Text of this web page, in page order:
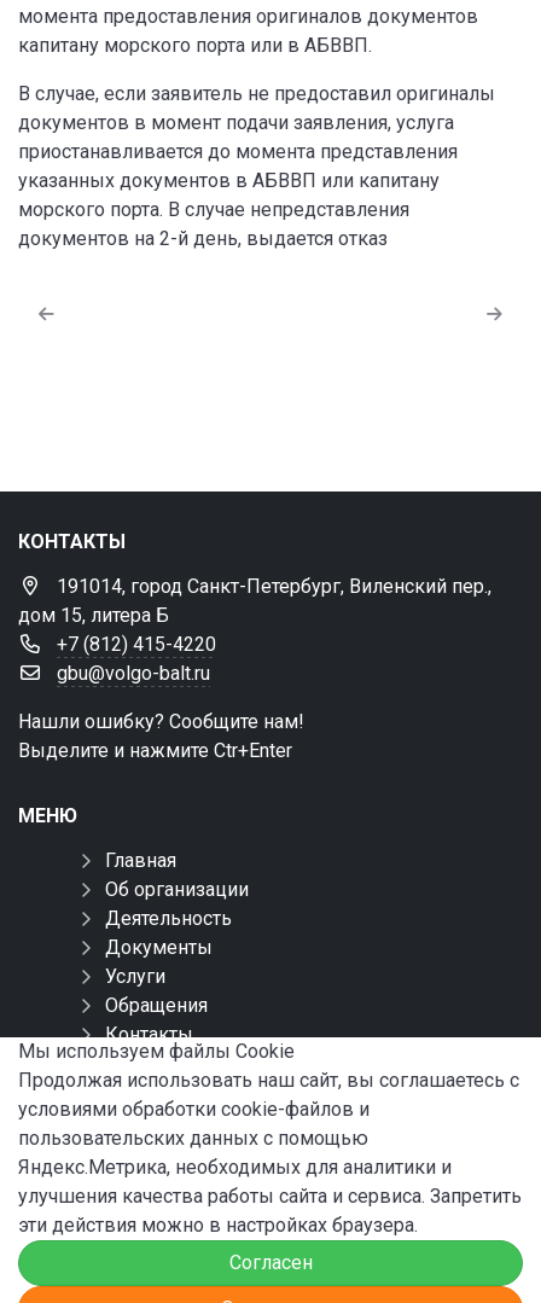
момента предоставления оригиналов документов
капитану морского порта или в АБВВП.
В случае, если заявитель не предоставил оригиналы
документов в момент подачи заявления, услуга
приостанавливается до момента представления
указанных документов в АБВВП или капитану
морского порта. В случае непредставления
документов на 2-й день, выдается отказ
КОНТАКТЫ
191014, город Санкт-Петербург, Виленский пер.,
дом 15, литера Б
+7 (812) 415-4220
gbu@volgo-balt.ru
Нашли ошибку? Сообщите нам!
Выделите и нажмите Ctr+Enter
МЕНЮ
Главная
Об организации
Деятельность
Документы
Услуги
Обращения
Контакты
Карта сайта
СОЦИАЛЬНЫЕ СЕТИ
© 2024 ФБУ «Администрация «Волго-Балт»
Мы используем файлы Сookie
Продолжая использовать наш сайт, вы соглашаетесь с
условиями обработки cookie-файлов и
пользовательских данных с помощью
Яндекс.Метрика, необходимых для аналитики и
улучшения качества работы сайта и сервиса. Запретить
эти действия можно в настройках браузера.
Согласен